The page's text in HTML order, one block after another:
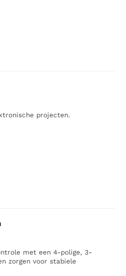
projecten.
met een 4-polige, 3-
zorgen voor stabiele